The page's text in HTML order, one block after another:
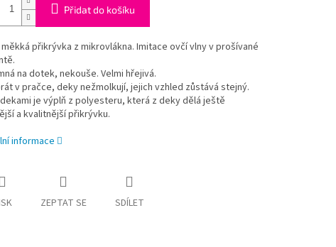
Přidat do košíku
měkká přikrývka z mikrovlákna. Imitace ovčí vlny v prošívané
na dotek, nekouše. Velmi hřejivá.
v pračce, deky nežmolkují, jejich vzhled zůstává stejný.
je výplň z polyesteru, která z deky dělá ještě
a kvalitnější přikrývku.
informace
ZEPTAT SE SDÍLET